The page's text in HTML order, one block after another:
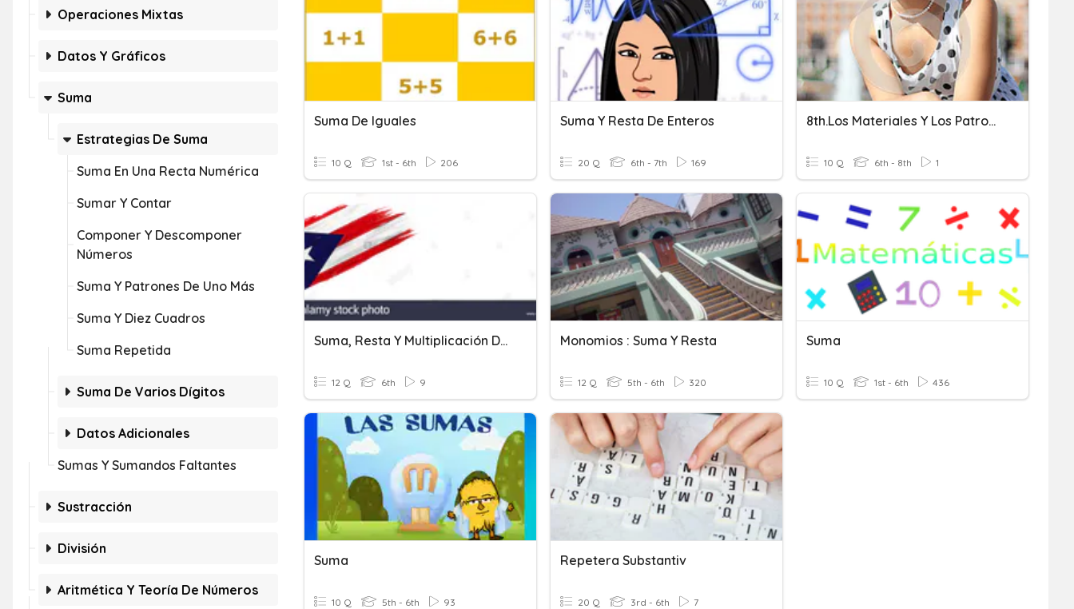
Operaciones Mixtas
Datos Y Gráficos
Suma
Estrategias De Suma
Suma En Una Recta Numérica
Sumar Y Contar
Componer Y Descomponer
Números
Suma Y Patrones De Uno Más
Suma Y Diez Cuadros
Suma Repetida
Suma De Varios Dígitos
Datos Adicionales
Sumas Y Sumandos Faltantes
Sustracción
División
Aritmética Y Teoría De Números
Suma De Iguales
10 Q 1st - 6th 206
Suma Y Resta De Enteros
20 Q 6th - 7th 169
8th.Los Materiales Y Los Patrones
10 Q 6th - 8th 1
Suma, Resta Y Multiplicación De Fracciones Y Números Mixtos
12 Q 6th 9
Monomios : Suma Y Resta
12 Q 5th - 6th 320
Suma
10 Q 1st - 6th 436
Suma
10 Q 5th - 6th 93
Repetera Substantiv
20 Q 3rd - 6th 7